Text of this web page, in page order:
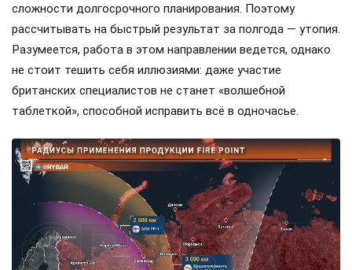
сложности долгосрочного планирования. Поэтому
рассчитывать на быстрый результат за полгода — утопия.
Разумеется, работа в этом направлении ведется, однако
не стоит тешить себя иллюзиями: даже участие
британских специалистов не станет «волшебной
таблеткой», способной исправить всё в одночасье.